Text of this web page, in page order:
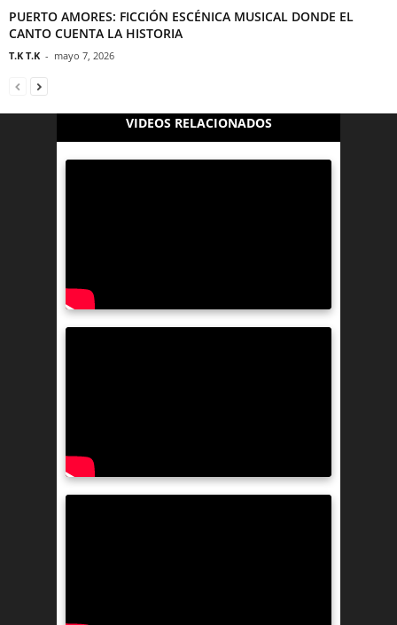
PUERTO AMORES: FICCIÓN ESCÉNICA MUSICAL DONDE EL
CANTO CUENTA LA HISTORIA
T.K T.K - mayo 7, 2026
VIDEOS RELACIONADOS